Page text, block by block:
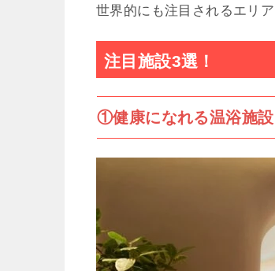
世界的にも注目されるエリア
注目施設3選！
①健康になれる温浴施